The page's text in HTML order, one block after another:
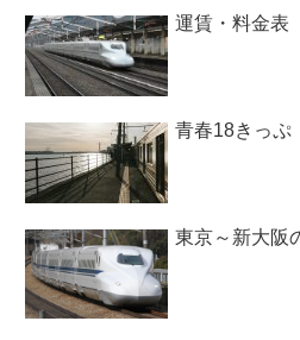
運賃・料金表
青春18きっぷ
東京～新大阪